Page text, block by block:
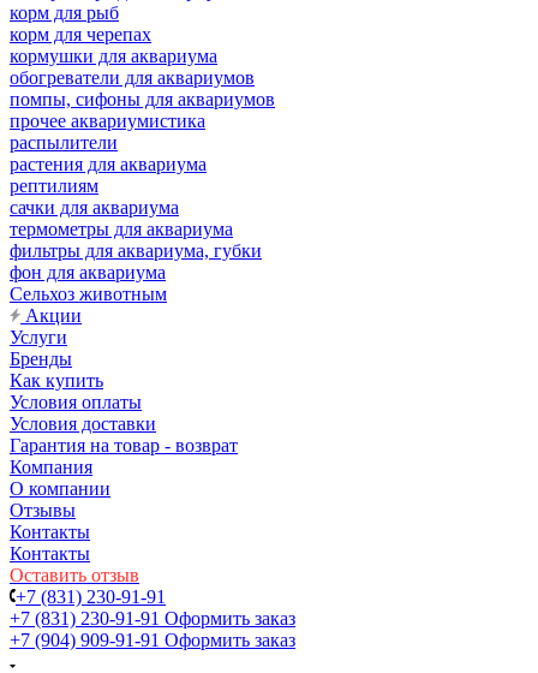
корм для рыб
корм для черепах
кормушки для аквариума
обогреватели для аквариумов
помпы, сифоны для аквариумов
прочее аквариумистика
распылители
растения для аквариума
рептилиям
сачки для аквариума
термометры для аквариума
фильтры для аквариума, губки
фон для аквариума
Сельхоз животным
Акции
Услуги
Бренды
Как купить
Условия оплаты
Условия доставки
Гарантия на товар - возврат
Компания
О компании
Отзывы
Контакты
Контакты
Оставить отзыв
+7 (831) 230-91-91
+7 (831) 230-91-91 Оформить заказ
+7 (904) 909-91-91 Оформить заказ